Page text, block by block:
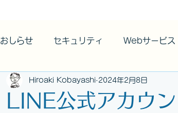
おしらせ セキュリティ Webサービス
LINE公式アカウ
Hiroaki Kobayashi 2024年2月8日